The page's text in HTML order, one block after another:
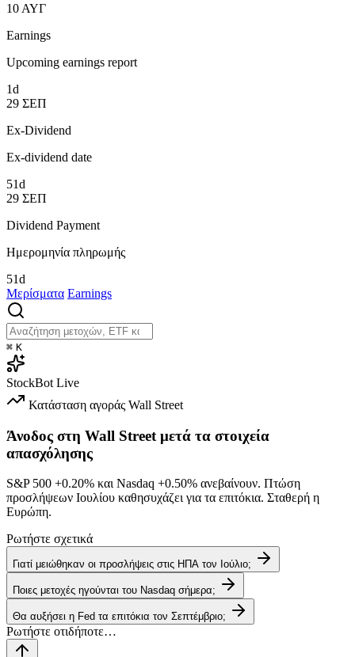
10 ΑΥΓ
Earnings
Upcoming earnings report
1d
29 ΣΕΠ
Ex-Dividend
Ex-dividend date
51d
29 ΣΕΠ
Dividend Payment
Ημερομηνία πληρωμής
51d
Μερίσματα Earnings
⌘ K
StockBot Live
Κατάσταση αγοράς Wall Street
Άνοδος στη Wall Street μετά τα στοιχεία
απασχόλησης
S&P 500 +0.20% και Nasdaq +0.50% ανεβαίνουν. Πτώση
προσλήψεων Ιουλίου καθησυχάζει για τα επιτόκια. Σταθερή η
Ευρώπη.
Ρωτήστε σχετικά
Γιατί μειώθηκαν οι προσλήψεις στις ΗΠΑ τον Ιούλιο;
Ποιες μετοχές ηγούνται του Nasdaq σήμερα;
Θα αυξήσει η Fed τα επιτόκια τον Σεπτέμβριο;